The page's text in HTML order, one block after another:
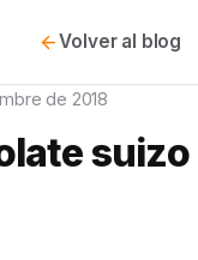
Volver al blog
de 2018
suizo